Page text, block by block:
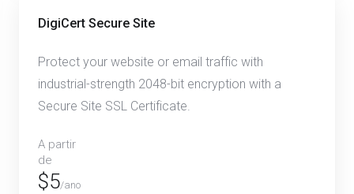
DigiCert Secure Site
Protect your website or email traffic with
industrial-strength 2048-bit encryption with a
Secure Site SSL Certificate.
A partir
de
$5/ano